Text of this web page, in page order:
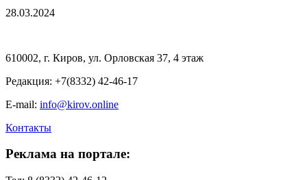
28.03.2024
610002, г. Киров, ул. Орловская 37, 4 этаж
Редакция: +7(8332) 42-46-17
E-mail: info@kirov.online
Контакты
Реклама на портале: